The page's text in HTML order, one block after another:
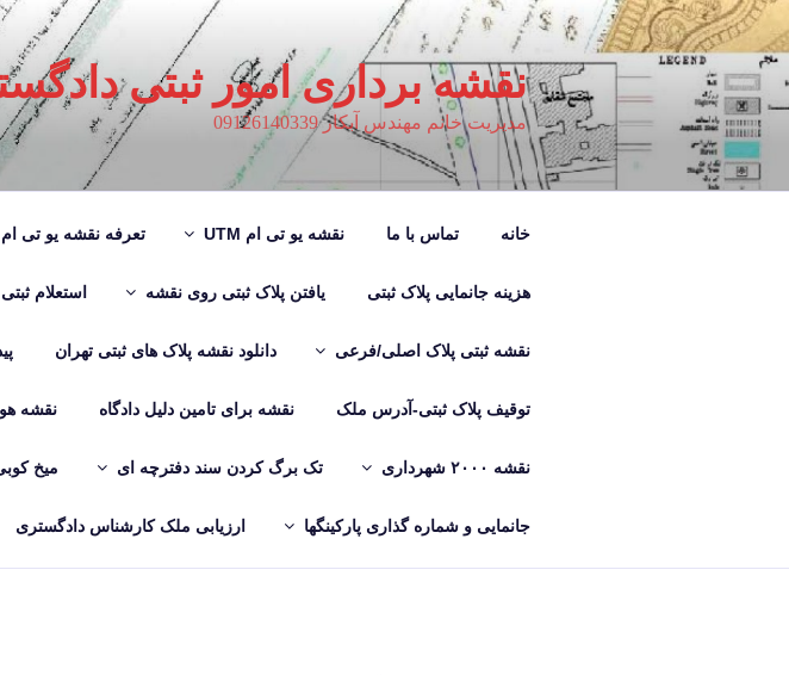
رفتن
به
محتوا
نقشه برداری امور ثبتی
مدیریت خانم مهندس آبکار 09126140339
خانه تماس با ما نقشه یو تی ام UTM تعرفه نقشه یو تی ام UTM
هزینه جانمایی پلاک ثبتی یافتن پلاک ثبتی روی نقشه استعلام
نقشه ثبتی پلاک اصلی/فرعی دانلود نقشه پلاک های ثبتی تهران
توقیف پلاک ثبتی-آدرس ملک نقشه برای تامین دلیل دادگاه نقشه
نقشه ۲۰۰۰ شهرداری تک برگ کردن سند دفترچه ای میخ
جانمایی و شماره گذاری پارکینگها ارزیابی ملک کارشناس دادگستری